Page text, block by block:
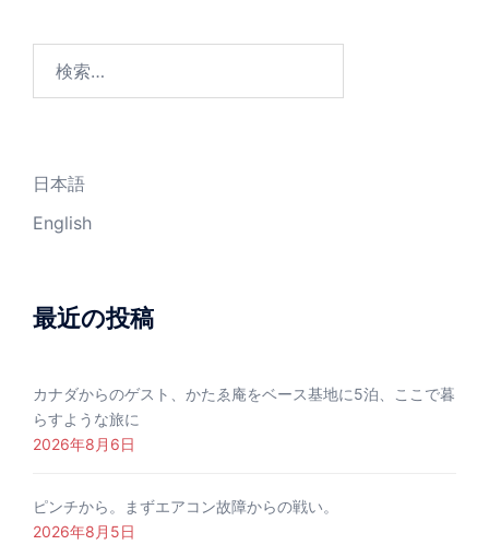
日本語
English
最近の投稿
カナダからのゲスト、かたゑ庵をベース基地に5泊、ここで暮
らすような旅に
2026年8月6日
ピンチから。まずエアコン故障からの戦い。
2026年8月5日